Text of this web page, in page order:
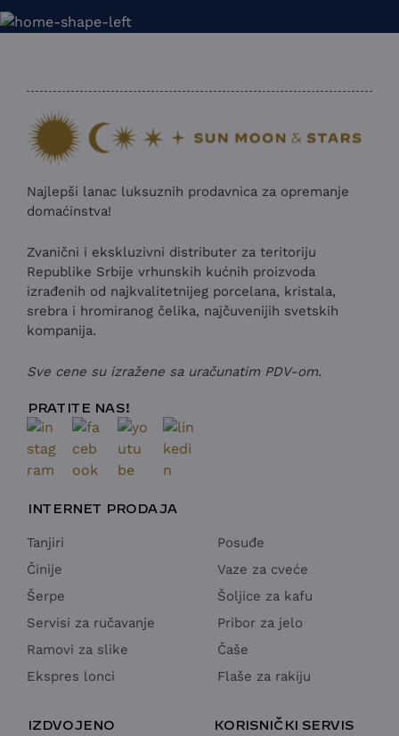
Najlepši lanac luksuznih prodavnica za opremanje
domaćinstva!
Zvanični i ekskluzivni distributer za teritoriju
Republike Srbije vrhunskih kućnih proizvoda
izrađenih od najkvalitetnijeg porcelana, kristala,
srebra i hromiranog čelika, najčuvenijih svetskih
kompanija.
Sve cene su izražene sa uračunatim PDV-om.
PRATITE NAS!
INTERNET PRODAJA
Tanjiri
Činije
Šerpe
Servisi za ručavanje
Ramovi za slike
Ekspres lonci
Posuđe
Vaze za cveće
Šoljice za kafu
Pribor za jelo
Čaše
Flaše za rakiju
IZDVOJENO KORISNIČKI SERVIS